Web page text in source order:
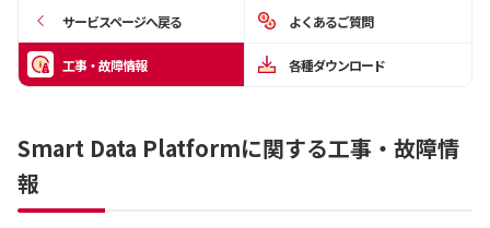
お知らせ サポートサイトの使い方
サービスページへ戻る よくあるご質問
工事・故障情報 各種ダウンロード
Smart Data Platformに関する工事・故障情
報